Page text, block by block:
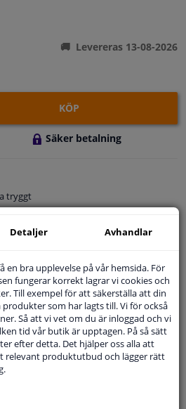
Levereras 13-08-2026
KÖP
Säker betalning
tryggt
Inte Tillgänglig Via Telefon
hos våra produktspecialister.
Detaljer Avhandlar
en bra upplevelse på vår hemsida. För
fungerar korrekt lagrar vi cookies och
Till exempel för att säkerställa att din
som har lagts till. Vi för också
Så att vi vet om du är inloggad och vi
tid vår butik är upptagen. På så sätt
efter detta. Det hjälper oss alla att
relevant produktutbud och lägger rätt